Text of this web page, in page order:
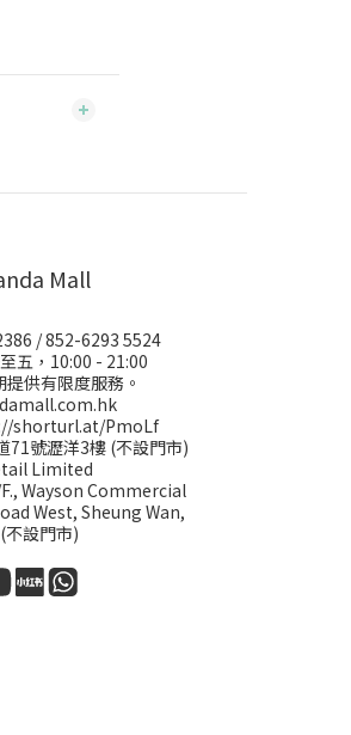
Mall
/852-6293 5524
五，10:00 - 21:00
供有限度服務。
shorturl.at/PmoLf
71號瀝洋3樓 (不設門市)
Limited
Wayson Commercial
West, Sheung Wan,
設門市)